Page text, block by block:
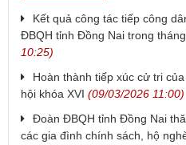
Kết quả công tác tiếp công
ĐBQH tỉnh Đồng Nai trong
10:25)
Hoàn thành tiếp xúc cử tri
hội khóa XVI (09/03/2026 11:00)
Đoàn ĐBQH tỉnh Đồng Nai
các gia đình chính sách, hộ